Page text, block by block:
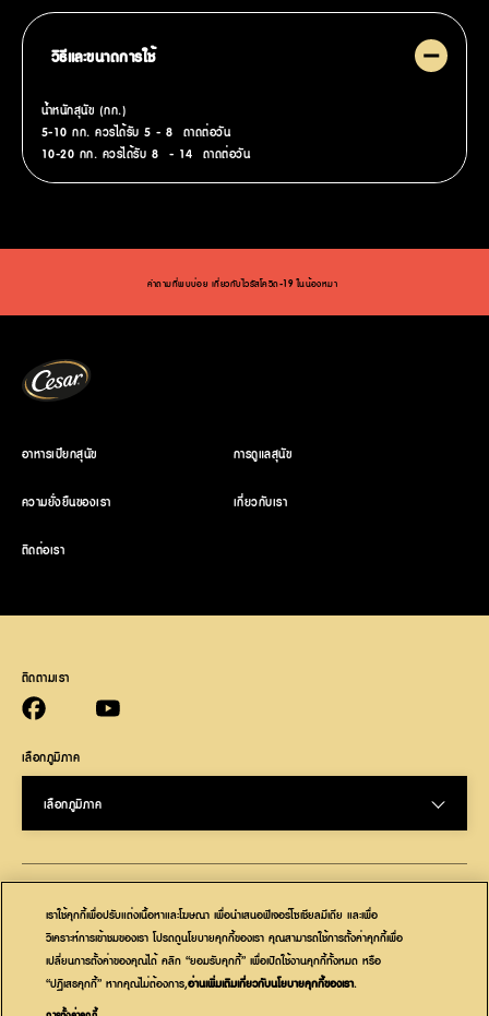
วิธีและขนาดการใช้
น้ำหนักสุนัข (กก.)
5-10 กก. ควรได้รับ 5 - 8
ถาดต่อวัน
10-20 กก. ควรได้รับ 8
- 14 ถาดต่อวัน
คำถามที่พบบ่อย เกี่ยวกับไวรัสโควิด-19 ในน้องหมา ›
อาหารเปียกสุนัข การดูแลสุนัข
ความยั่งยืนของเรา เกี่ยวกับเรา
ติดต่อเรา
ติดตามเรา
Facebook (opens in new window)
YouTube (opens in new window)
ถูกกฎหมาย (opens in new window) การเข้าถึง (opens in new window)
ตัวเลือกโฆษณา(opens in new window) พระราชบัญญัติห่วงโซ่อุปทานของ CA(opens in new window)
พระราชบัญญัติทาสสมัยใหม่
เลือกภูมิภาค
เลือกภูมิภาค
เราใช้คุกกี้เพื่อปรับแต่งเนื้อหาและโฆษณา เพื่อนำเสนอฟีเจอร์โซเชียลมีเดีย และเพื่อ
วิเคราะห์การเข้าชมของเรา โปรดดูนโยบายคุกกี้ของเรา คุณสามารถใช้การตั้งค่าคุกกี้เพื่อ
เปลี่ยนการตั้งค่าของคุณได้ คลิก “ยอมรับคุกกี้” เพื่อเปิดใช้งานคุกกี้ทั้งหมด หรือ
“ปฏิเสธคุกกี้” หากคุณไม่ต้องการ,อ่านเพิ่มเติมเกี่ยวกับนโยบายคุกกี้ของเรา(opens in a new
.